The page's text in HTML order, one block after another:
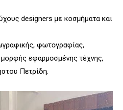
designers με κοσμήματα και
φωτογραφίας,
μορφής εφαρμοσμένης τέχνης,
Πετρίδη.